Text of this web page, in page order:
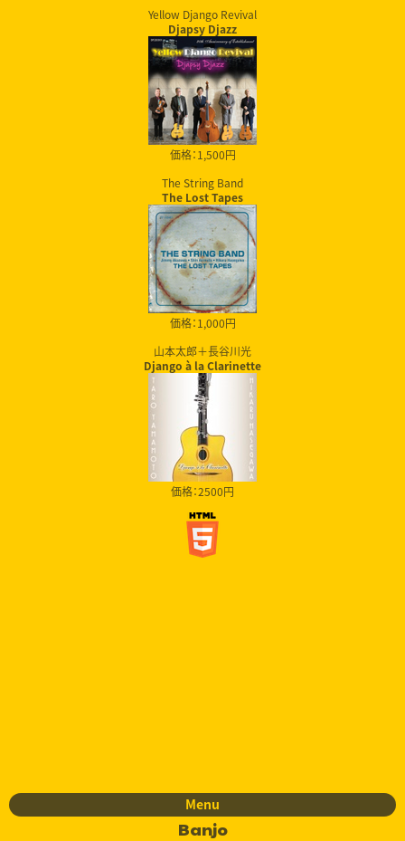
Yellow Django Revival
Djapsy Djazz
価格：1,500円
The String Band
The Lost Tapes
価格：1,000円
山本太郎＋長谷川光
Django à la Clarinette
価格：2500円
Menu
Banjo